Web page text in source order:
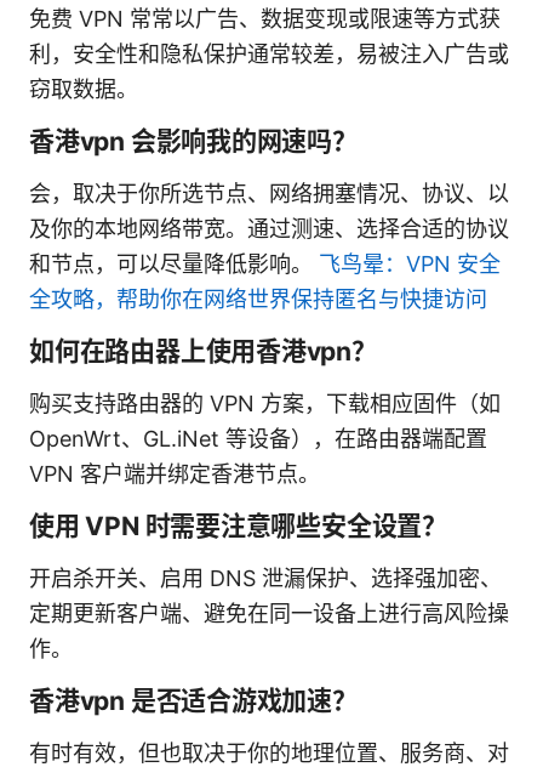
免费 VPN 常常以广告、数据变现或限速等方式获
利，安全性和隐私保护通常较差，易被注入广告或
窃取数据。
香港vpn 会影响我的网速吗？
会，取决于你所选节点、网络拥塞情况、协议、以
及你的本地网络带宽。通过测速、选择合适的协议
和节点，可以尽量降低影响。 飞鸟晕：VPN 安全
全攻略，帮助你在网络世界保持匿名与快捷访问
如何在路由器上使用香港vpn？
购买支持路由器的 VPN 方案，下载相应固件（如
OpenWrt、GL.iNet 等设备），在路由器端配置
VPN 客户端并绑定香港节点。
使用 VPN 时需要注意哪些安全设置？
开启杀开关、启用 DNS 泄漏保护、选择强加密、
定期更新客户端、避免在同一设备上进行高风险操
作。
香港vpn 是否适合游戏加速？
有时有效，但也取决于你的地理位置、服务商、对